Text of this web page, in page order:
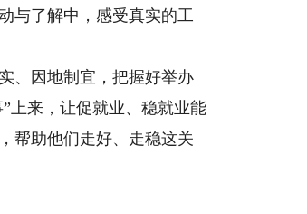
与了解中，感受真实的工
、因地制宜，把握好举办
上来，让促就业、稳就业能
帮助他们走好、走稳这关